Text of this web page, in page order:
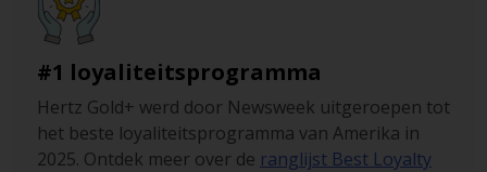
#1 loyaliteitsprogramma
Hertz Gold+ werd door Newsweek uitgeroepen tot
het beste loyaliteitsprogramma van Amerika in
2025. Ontdek meer over de ranglijst Best Loyalty